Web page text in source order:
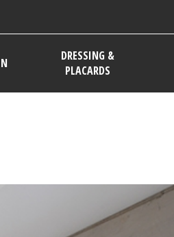
DRESSING &
PLACARDS